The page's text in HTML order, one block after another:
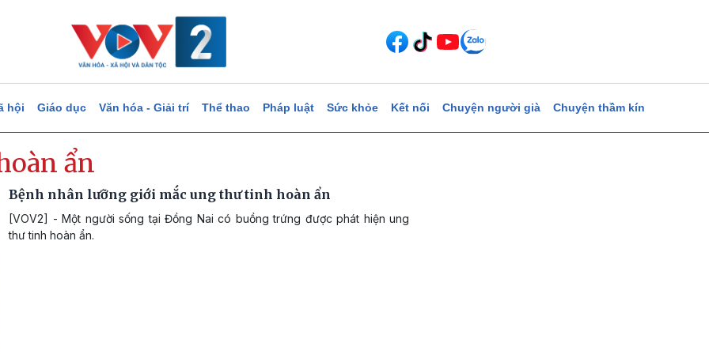
hội Giáo dục Văn hóa - Giải trí Thể thao Pháp luật Sức khỏe Kết nối Chuyện người già Chuyện thầm kín
ẩn
Bệnh nhân lưỡng giới mắc ung thư tinh hoàn ẩn
[VOV2] - Một người sống tại Đồng Nai có buồng trứng được phát hiện ung
thư tinh hoàn ẩn.